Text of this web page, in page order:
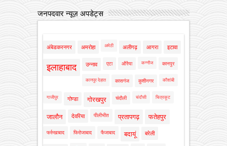
जनपदवार न्यूज़ अपडेट्स
अंबेडकरनगर अमरोहा अमेठी अलीगढ़ आगरा इटावा
इलाहाबाद उन्नाव एटा औरैया कन्नौज कानपुर
कानपुर देहात कासगंज कुशीनगर कौशांबी
गाजीपुर गोण्डा गोरखपुर चंदौली चंदौसी चित्रकूट
जालौन देवरिया पीलीभीत प्रतापगढ़ फतेहपुर
फर्रुखाबाद फिरोजाबाद फैजाबाद बदायूं बरेली